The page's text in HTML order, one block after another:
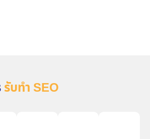
รับทำ SEO